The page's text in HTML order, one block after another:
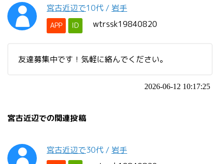
宮古近辺で10代 / 岩手
APP ID wtrssk19840820
友達募集中です！気軽に絡んでください。
2026-06-12 10:17:25
宮古近辺での関連投稿
宮古近辺で30代 / 岩手